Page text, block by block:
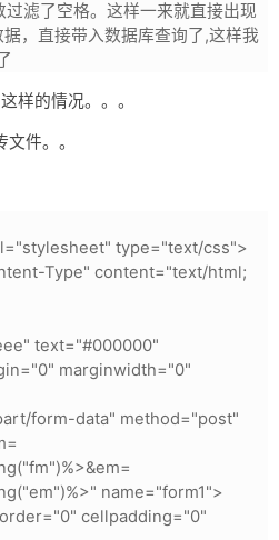
滤了空格。这样一来就直接出现
，直接带入数据库查询了,这样我
样的情况。。。
件。。
type="text/css">
Type" content="text/html;
text="#000000"
marginwidth="0"
form-data" method="post"
name="form1">
cellpadding="0"